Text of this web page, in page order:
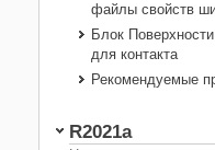
файлы свойств
Блок
для контакта
Рекомендуемые
R2021a